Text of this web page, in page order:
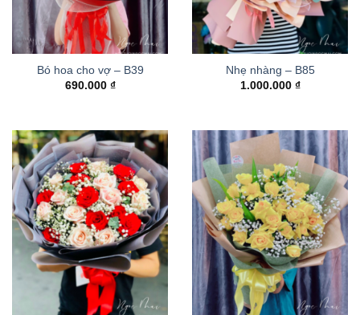
Bó hoa cho vợ – B39
690.000 ₫
Nhẹ nhàng – B85
1.000.000 ₫